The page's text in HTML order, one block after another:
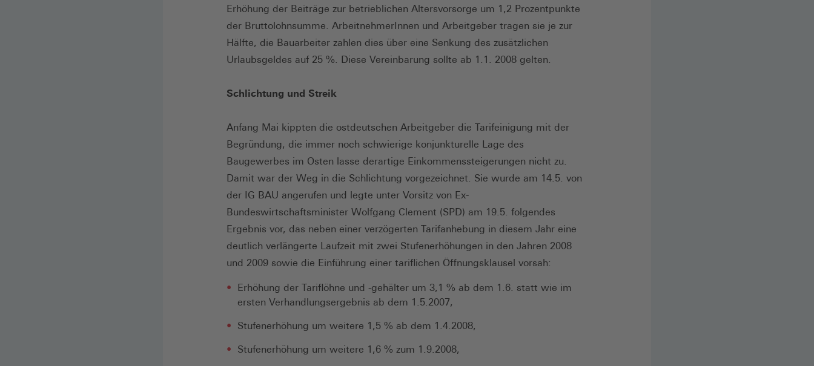
Erhöhung der Beiträge zur betrieblichen Altersvorsorge um 1,2 Prozentpunkte
der Bruttolohnsumme. ArbeitnehmerInnen und Arbeitgeber tragen sie je zur
Hälfte, die Bauarbeiter zahlen dies über eine Senkung des zusätzlichen
Urlaubsgeldes auf 25 %. Diese Vereinbarung sollte ab 1.1. 2008 gelten.
Schlichtung und Streik
Anfang Mai kippten die ostdeutschen Arbeitgeber die Tarifeinigung mit der
Begründung, die immer noch schwierige konjunkturelle Lage des
Baugewerbes im Osten lasse derartige Einkommenssteigerungen nicht zu.
Damit war der Weg in die Schlichtung vorgezeichnet. Sie wurde am 14.5. von
der IG BAU angerufen und legte unter Vorsitz von Ex-
Bundeswirtschaftsminister Wolfgang Clement (SPD) am 19.5. folgendes
Ergebnis vor, das neben einer verzögerten Tarifanhebung in diesem Jahr eine
deutlich verlängerte Laufzeit mit zwei Stufenerhöhungen in den Jahren 2008
und 2009 sowie die Einführung einer tariflichen Öffnungsklausel vorsah:
Erhöhung der Tariflöhne und -gehälter um 3,1 % ab dem 1.6. statt wie im
ersten Verhandlungsergebnis ab dem 1.5.2007,
Stufenerhöhung um weitere 1,5 % ab dem 1.4.2008,
Stufenerhöhung um weitere 1,6 % zum 1.9.2008,